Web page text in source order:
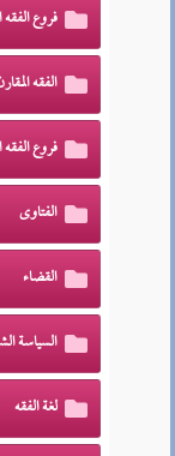
فروع
الفقه
فروع
الفتاوى
القضاء
السياسة
لغة الفقه